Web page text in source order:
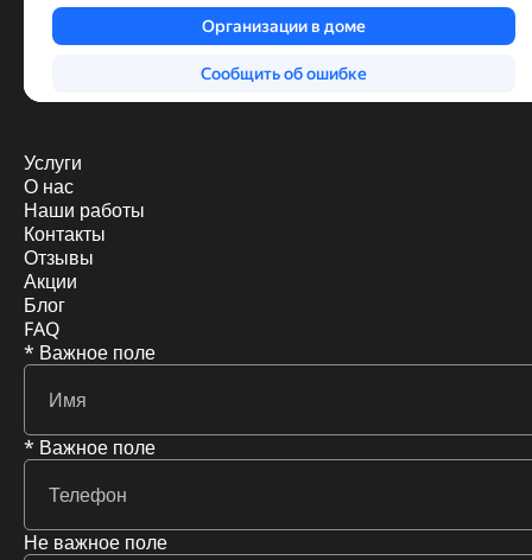
Услуги
О нас
Наши работы
Контакты
Отзывы
Акции
Блог
FAQ
* Важное поле
* Важное поле
Не важное поле